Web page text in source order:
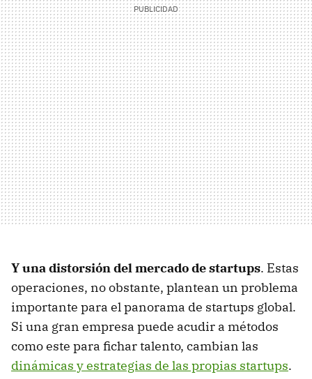
Y una distorsión del mercado de startups. Estas
operaciones, no obstante, plantean un problema
importante para el panorama de startups global.
Si una gran empresa puede acudir a métodos
como este para fichar talento, cambian las
dinámicas y estrategias de las propias startups.